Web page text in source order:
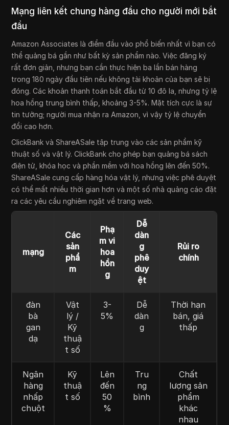
Mạng liên kết chung hàng đầu cho người mới bắt
đầu
Amazon Associates là điểm đầu vào phổ biến nhất vì bạn có
thể quảng bá gần như bất kỳ sản phẩm nào. Việc đăng ký
rất đơn giản, nhưng bạn cần thực hiện ba lần bán hàng
trong 180 ngày đầu tiên nếu không tài khoản của bạn sẽ bị
đóng. Các khoản thanh toán bắt đầu từ 10 đô la, nhưng tỷ lệ
hoa hồng trung bình thấp, khoảng 3-5%. Mặt tích cực là sự
tin tưởng; người mua nhận ra Amazon, vì vậy tỷ lệ chuyển
đổi cao hơn.
ClickBank và ShareASale tập trung vào các sản phẩm kỹ
thuật số và vật lý. ClickBank cho phép bạn quảng bá sách
điện tử, khóa học và phần mềm với hoa hồng lên đến 50%.
ShareASale cung cấp hàng hóa vật lý, nhưng việc phê duyệt
có thể mất nhiều thời gian hơn và một số nhà quảng cáo đặt
ra các yêu cầu nghiêm ngặt về trang web.
mạng
Các
sản
phẩ
m
Phạ
m vi
hoa
hồn
g
Dễ
dàn
g
phê
duy
ệt
Rủi ro
chính
đàn
bà
gan
dạ
Vật
lý /
Kỹ
thuậ
t số
3-
5%
Dễ
dàn
g
Thời hạn
bán, giá
thấp
Ngân
hàng
nhấp
chuột
Kỹ
thuậ
t số
Lên
đến
50
%
Tru
ng
bình
Chất
lượng sản
phẩm
khác
nhau